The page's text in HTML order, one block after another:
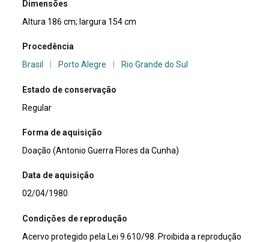
Dimensões
Altura 186 cm; largura 154 cm
Procedência
Brasil
Porto Alegre Rio Grande do Sul
Estado de conservação
Regular
Forma de aquisição
Doação (Antonio Guerra Flores da Cunha)
Data de aquisição
02/04/1980
Condições de reprodução
Acervo protegido pela Lei 9.610/98. Proibida a reprodução